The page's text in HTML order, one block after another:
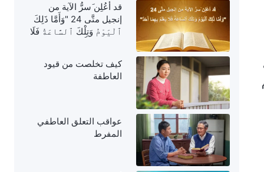
قد أعُلِن َسرُّ الآية من
إنجيل متَّى 24 "وَأَمَّا ذَلِكَ
ٱلْيَوْمُ وَتِلْكَ ٱلسَّاعَةُ فَلَا
كيف تخلصت من قيود
العاطفة
عواقب التعلق العاطفي
المفرط